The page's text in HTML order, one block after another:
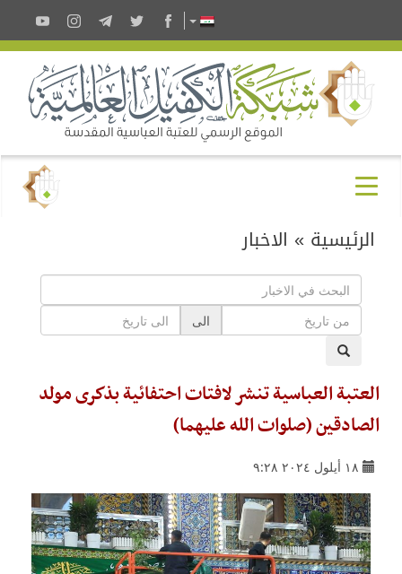
الرئيسية » الاخبار
الى
العتبة العباسية تنشر لافتات احتفائية بذكرى مولد
الصادقين (صلوات الله عليهما)
١٨ أيلول ٢٠٢٤ ٩:٢٨